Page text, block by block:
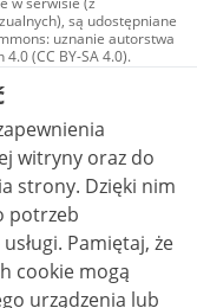
są udostępniane
uznanie autorstwa
(CC BY-SA 4.0).
zdjęcia, materiały
na licencji typu
użycie
4.0 (CC BY-
inaczej.
witryny oraz do
Dzięki nim
potrzeb
że
cookie mogą
urządzenia lub